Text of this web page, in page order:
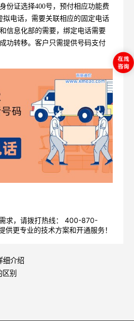
份证选择400号，预付相应功能费
拟电话，需要关联相应的固定电话
信息化部的需要，绑定电话需要
功转移。客户只需提供号码支付
求，请拨打热线： 400-870-
供更专业的技术方案和开通服务！
细介绍
别